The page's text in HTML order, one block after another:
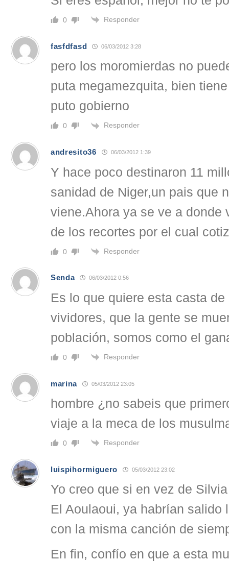
0 Responder
fasfdfasd 06/03/2012 3:28
pero los moromierdas no
puta megamezquita, bien
puto gobierno
0 Responder
andresito36 06/03/2012 1:39
Y hace poco destinaron 11
sanidad de Niger,un pais que
viene.Ahora ya se ve a donde
de los recortes por el cual
0 Responder
Senda 06/03/2012 0:56
Es lo que quiere esta casta
vividores, que la gente se
población, somos como el
0 Responder
marina 05/03/2012 23:05
hombre ¿no sabeis que
viaje a la meca de los
0 Responder
luispihormiguero 05/03/2012 23:02
Yo creo que si en vez de
El Aoulaoui, ya habrían salido
con la misma canción de
En fin, confío en que a esta